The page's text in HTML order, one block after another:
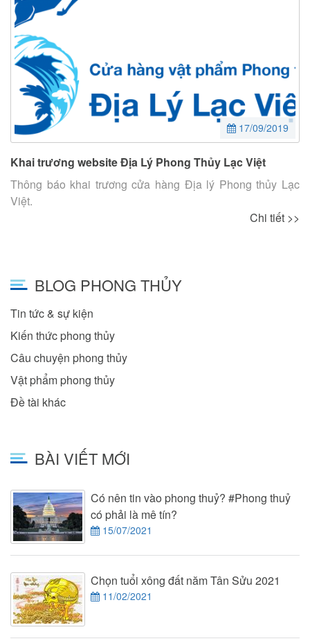
BLOG PHONG THỦY
Tin tức & sự kiện
Kiến thức phong thủy
Câu chuyện phong thủy
Vật phẩm phong thủy
Đề tài khác
BÀI VIẾT MỚI
Có nên tin vào phong thuỷ? #Phong thuỷ
có phải là mê tín?
15/07/2021
Chọn tuổi xông đất năm Tân Sửu 2021
11/02/2021
17/09/2019
Khai trương website Địa Lý Phong Thủy Lạc Việt
Thông báo khai trương cửa hàng Địa lý Phong thủy Lạc
Việt.
Chi tiết >>